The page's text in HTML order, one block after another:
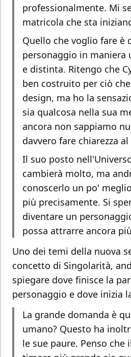
professionalmente. Mi
matricola che sta
Quello che voglio fare è
personaggio in maniera
e distinta. Ritengo che
ben costruito per ciò
design, ma ho la
sia qualcosa nella sua
ancora non sappiamo
davvero fare chiarezza
Il suo posto
cambierà molto, ma
conoscerlo un po'
più precisamente. Si
diventare un
possa attrarre ancora
Uno dei temi della nuova
concetto di Singolarità,
spiegare dove finisce la
personaggio e dove inizia
La grande domanda è
umano? Questo ha
le sue paure. Penso che